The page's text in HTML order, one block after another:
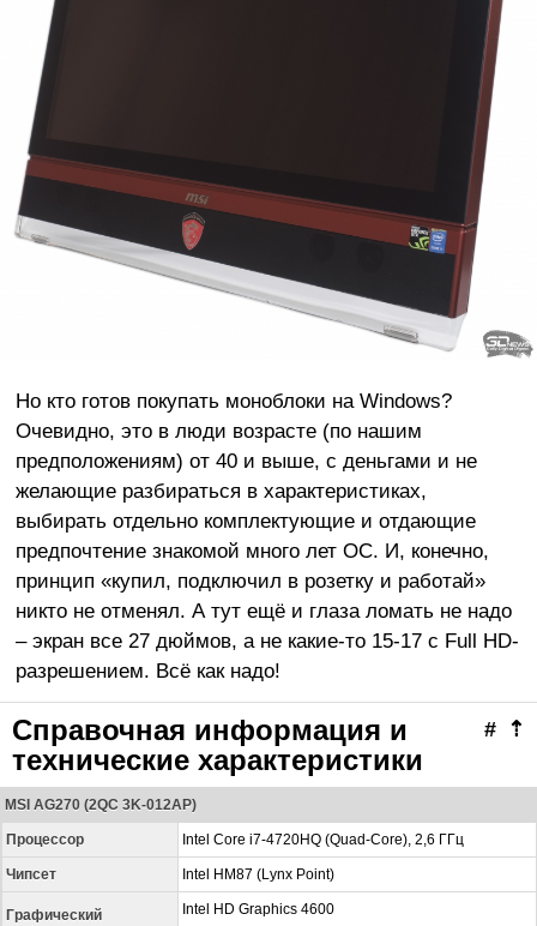
Но кто готов покупать моноблоки на Windows?
Очевидно, это в люди возрасте (по нашим
предположениям) от 40 и выше, с деньгами и не
желающие разбираться в характеристиках,
выбирать отдельно комплектующие и отдающие
предпочтение знакомой много лет ОС. И, конечно,
принцип «купил, подключил в розетку и работай»
никто не отменял. А тут ещё и глаза ломать не надо
– экран все 27 дюймов, а не какие-то 15-17 с Full HD-
разрешением. Всё как надо!
⇡
#
Справочная информация и
технические характеристики
MSI AG270 (2QC 3K-012AP)
Процессор Intel Core i7-4720HQ (Quad-Core), 2,6 ГГц
Чипсет Intel HM87 (Lynx Point)
Графический
Intel HD Graphics 4600